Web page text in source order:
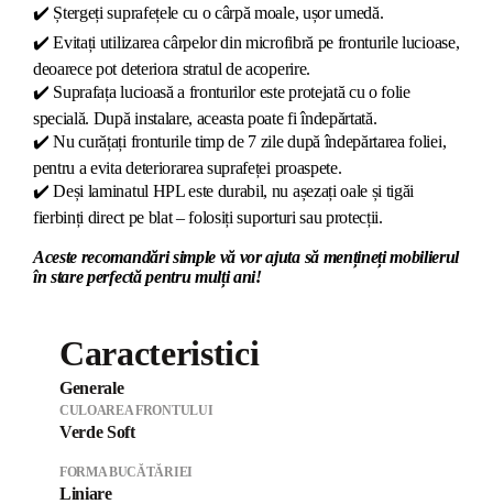
✔️ Ștergeți suprafețele cu o cârpă moale, ușor umedă.
✔️ Evitați utilizarea cârpelor din microfibră pe fronturile lucioase,
deoarece pot deteriora stratul de acoperire.
✔️ Suprafața lucioasă a fronturilor este protejată cu o folie
specială. După instalare, aceasta poate fi îndepărtată.
✔️ Nu curățați fronturile timp de 7 zile după îndepărtarea foliei,
pentru a evita deteriorarea suprafeței proaspete.
✔️ Deși laminatul HPL este durabil, nu așezați oale și tigăi
fierbinți direct pe blat – folosiți suporturi sau protecții.
Aceste recomandări simple vă vor ajuta să mențineți mobilierul
în stare perfectă pentru mulți ani!
Caracteristici
Generale
CULOAREA FRONTULUI
Verde Soft
FORMA BUCĂTĂRIEI
Liniare